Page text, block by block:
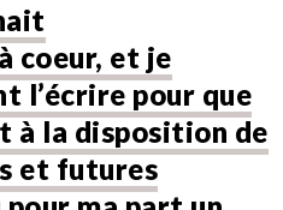
coeur, et je
l’écrire pour que
à la disposition de
et futures